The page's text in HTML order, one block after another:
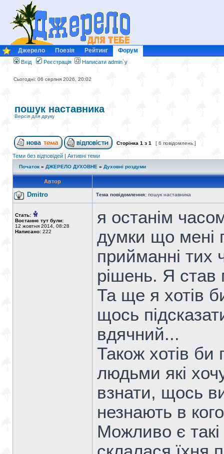
Джерело Поезія Рейтинг Форум
Вхід Реєстрація Написати admin`у
Сьогодні: 06 серпня 2026, 20:02
пошук наставника
Версія для друку
Сторінка 1 з 1 [ 6 повідомлень ]
Теми без відповідей | Активні теми
Початок » ДЖЕРЕЛО ДУХОВНЕ » Духовні роздуми
Автор
Dmitro Тема повідомлення: пошук наставника
Стать:
Востаннє тут були:
12 жовтня 2014, 08:28
Написано: 222
я останім
думки що мені
прийманні тих
рішень. Я став
Та ще я хотів
щось
вдячний...
Також хотів би
людьми які
взнати, щось
незнають в
Можливо є такі